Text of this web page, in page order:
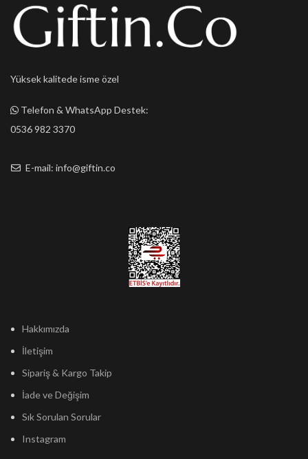
Yüksek kalitede isme özel
Telefon & WhatsApp Destek:
0536 982 3370
E-mail: info@giftin.co
Hakkımızda
İletişim
Sipariş & Kargo Takip
İade ve Değişim
Sık Sorulan Sorular
Instagram